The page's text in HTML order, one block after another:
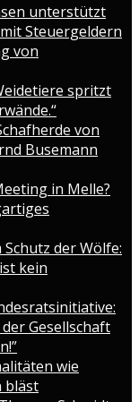
unterstützt
Steuergeldern
von
spritzt
von
Busemann
in Melle?
der Wölfe:
kein
Gesellschaft
wie
bläst